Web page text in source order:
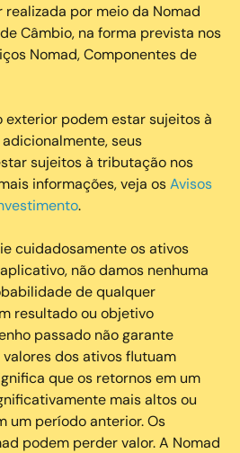
por meio da Nomad
Câmbio, na forma prevista nos
Nomad, Componentes de
exterior podem estar sujeitos à
seus
sujeitos à tributação nos
informações, veja osAvisos
.
cuidadosamente os ativos
não damos nenhuma
de qualquer
resultado ou objetivo
passado não garante
dos ativos flutuam
que os retornos em um
mais altos ou
um período anterior. Os
podem perder valor. A Nomad